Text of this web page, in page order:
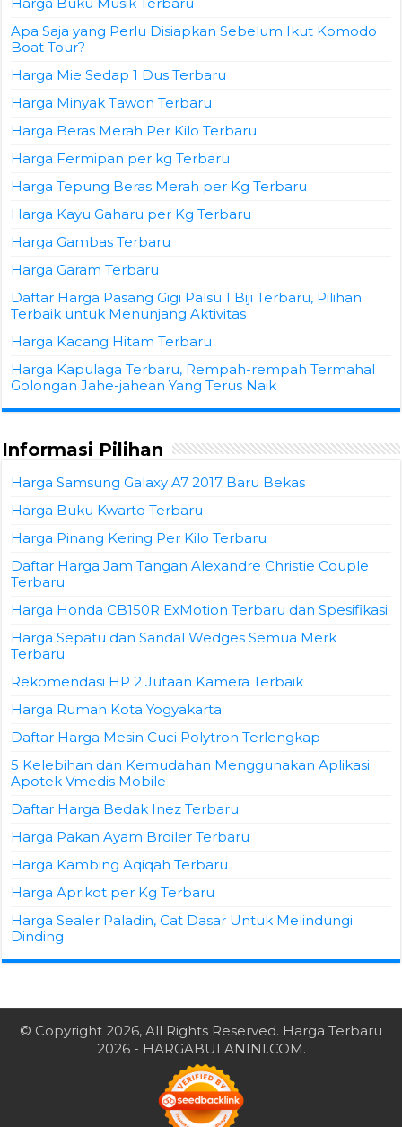
Apa Saja yang Perlu Disiapkan Sebelum Ikut Komodo
Boat Tour?
Harga Mie Sedap 1 Dus Terbaru
Harga Minyak Tawon Terbaru
Harga Beras Merah Per Kilo Terbaru
Harga Fermipan per kg Terbaru
Harga Tepung Beras Merah per Kg Terbaru
Harga Kayu Gaharu per Kg Terbaru
Harga Gambas Terbaru
Harga Garam Terbaru
Daftar Harga Pasang Gigi Palsu 1 Biji Terbaru, Pilihan
Terbaik untuk Menunjang Aktivitas
Harga Kacang Hitam Terbaru
Harga Kapulaga Terbaru, Rempah-rempah Termahal
Golongan Jahe-jahean Yang Terus Naik
Informasi Pilihan
Harga Samsung Galaxy A7 2017 Baru Bekas
Harga Buku Kwarto Terbaru
Harga Pinang Kering Per Kilo Terbaru
Daftar Harga Jam Tangan Alexandre Christie Couple
Terbaru
Harga Honda CB150R ExMotion Terbaru dan Spesifikasi
Harga Sepatu dan Sandal Wedges Semua Merk
Terbaru
Rekomendasi HP 2 Jutaan Kamera Terbaik
Harga Rumah Kota Yogyakarta
Daftar Harga Mesin Cuci Polytron Terlengkap
5 Kelebihan dan Kemudahan Menggunakan Aplikasi
Apotek Vmedis Mobile
Daftar Harga Bedak Inez Terbaru
Harga Pakan Ayam Broiler Terbaru
Harga Kambing Aqiqah Terbaru
Harga Aprikot per Kg Terbaru
Harga Sealer Paladin, Cat Dasar Untuk Melindungi
Dinding
© Copyright 2026, All Rights Reserved. Harga Terbaru
2026- HARGABULANINI.COM.